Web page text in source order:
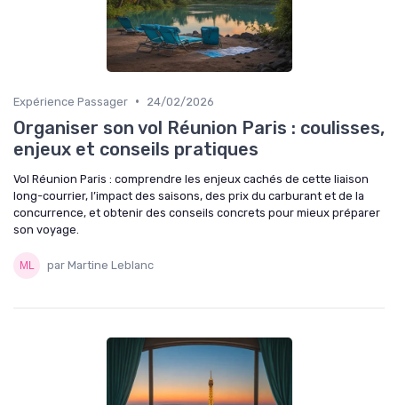
Expérience Passager • 24/02/2026
Organiser son vol Réunion Paris : coulisses,
enjeux et conseils pratiques
Vol Réunion Paris : comprendre les enjeux cachés de cette liaison
long-courrier, l’impact des saisons, des prix du carburant et de la
concurrence, et obtenir des conseils concrets pour mieux préparer
son voyage.
par Martine Leblanc